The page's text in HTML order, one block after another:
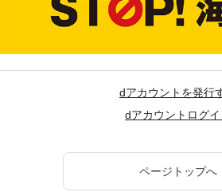
dアカウントを発行
dアカウントログイ
ページトップへ